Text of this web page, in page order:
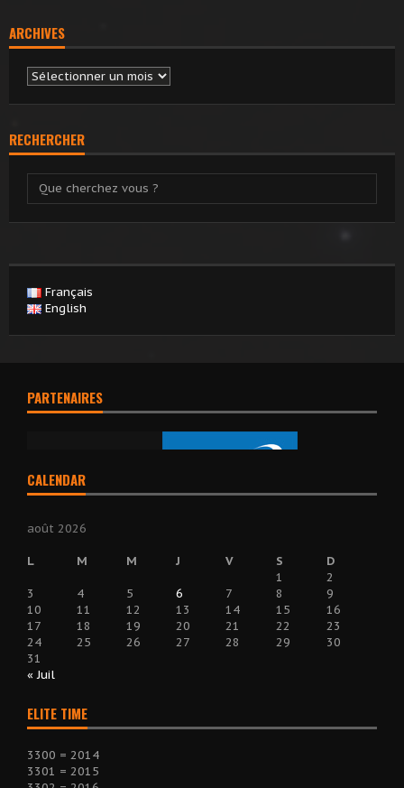
ARCHIVES
Archives
RECHERCHER
Français
English
PARTENAIRES
CALENDAR
août 2026
L M M J V S
D
1
2
3
4 5 6 7 8
9
10
11 12 13 14 15
16
17
18 19 20 21 22
23
24
25 26 27 28 29
30
31
« Juil
ELITE TIME
3300 = 2014
3301 = 2015